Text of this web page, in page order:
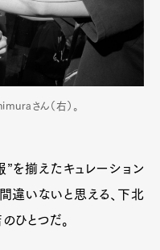
さん（右）。
”を揃えたキュレーション
違いないと思える、下北
ひとつだ。